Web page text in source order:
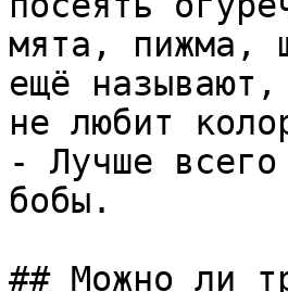
мята, пижма,
ещё
не любит
- Лучше всего
бобы.
## Можно ли